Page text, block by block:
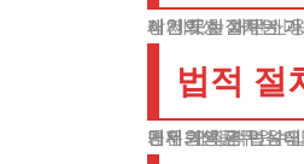
개인회생 절차는 과도한 채무로 고통받는 개인들에게 제공되는 매우
이 제도는 채무자가 일정 기간 동안 체계적인 상환 계획을 세워 채권자들과 합리적으로 협
법적 절
개인회생공무원,
먼저, 안정적인 수
공무원의 경우 상
변제 계획은 법원